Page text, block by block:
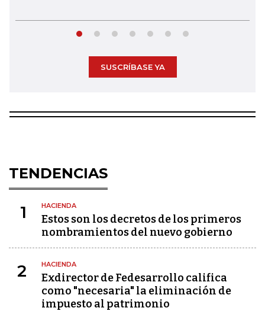
SUSCRÍBASE YA
TENDENCIAS
1 HACIENDA
Estos son los decretos de los primeros
nombramientos del nuevo gobierno
2 HACIENDA
Exdirector de Fedesarrollo califica
como "necesaria" la eliminación de
impuesto al patrimonio